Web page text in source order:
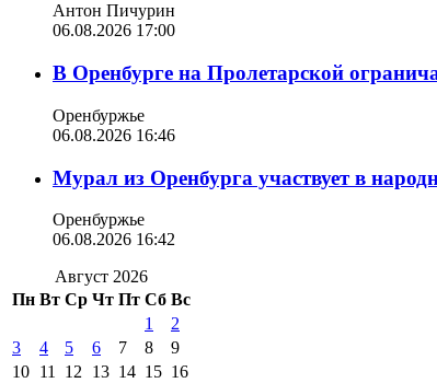
Антон Пичурин
06.08.2026 17:00
В Оренбурге на Пролетарской
Оренбуржье
06.08.2026 16:46
Мурал из Оренбурга участвует в
Оренбуржье
06.08.2026 16:42
Август 2026
Пн Вт Ср Чт Пт Сб Вс
1
2
3
4 5 6 7 8
9
10 11 12 13 14 15 16